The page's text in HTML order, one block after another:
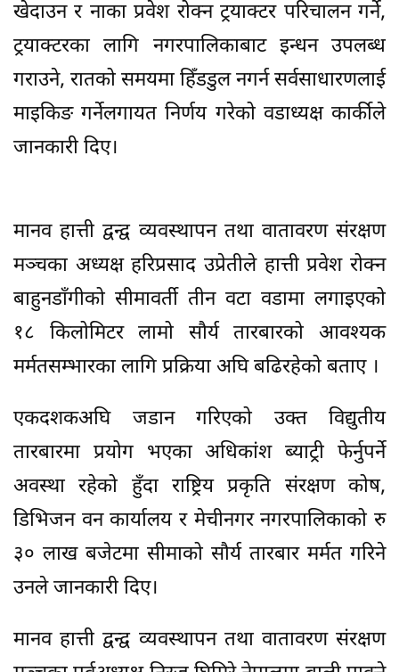
खेदाउन र नाका प्रवेश रोक्न ट्रयाक्टर परिचालन गर्ने,
ट्रयाक्टरका लागि नगरपालिकाबाट इन्धन उपलब्ध
गराउने, रातको समयमा हिँडडुल नगर्न सर्वसाधारणलाई
माइकिङ गर्नेलगायत निर्णय गरेको वडाध्यक्ष कार्कीले
जानकारी दिए।
मानव हात्ती द्वन्द्व व्यवस्थापन तथा वातावरण संरक्षण
मञ्चका अध्यक्ष हरिप्रसाद उप्रेतीले हात्ती प्रवेश रोक्न
बाहुनडाँगीको सीमावर्ती तीन वटा वडामा लगाइएको
१८ किलोमिटर लामो सौर्य तारबारको आवश्यक
मर्मतसम्भारका लागि प्रक्रिया अघि बढिरहेको बताए ।
एकदशकअघि जडान गरिएको उक्त विद्युतीय
तारबारमा प्रयोग भएका अधिकांश ब्याट्री फेर्नुपर्ने
अवस्था रहेको हुँदा राष्ट्रिय प्रकृति संरक्षण कोष,
डिभिजन वन कार्यालय र मेचीनगर नगरपालिकाको रु
३० लाख बजेटमा सीमाको सौर्य तारबार मर्मत गरिने
उनले जानकारी दिए।
मानव हात्ती द्वन्द्व व्यवस्थापन तथा वातावरण संरक्षण